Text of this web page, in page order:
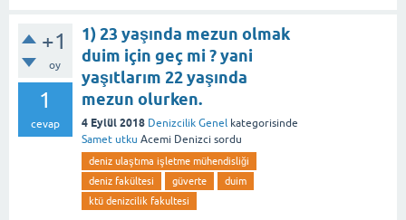
+1
oy
1
cevap
1) 23 yaşında mezun olmak
duim için geç mi ? yani
yaşıtlarım 22 yaşında
mezun olurken.
4 Eylül 2018 Denizcilik Genel kategorisinde
Samet utku Acemi Denizci sordu
deniz ulaştıma işletme mühendisliği
deniz fakültesi
güverte
duim
ktü denizcilik fakultesi